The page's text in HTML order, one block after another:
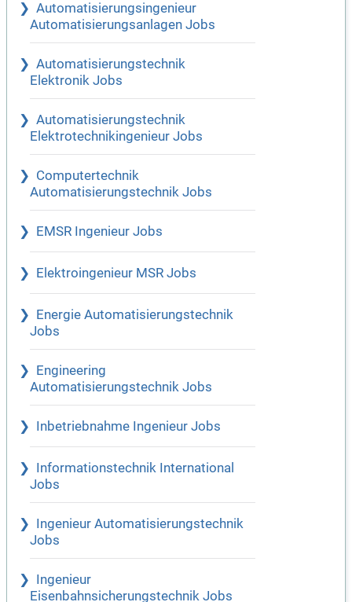
Automatisierungsingenieur
Automatisierungsanlagen Jobs
Automatisierungstechnik
Elektronik Jobs
Automatisierungstechnik
Elektrotechnikingenieur Jobs
Computertechnik
Automatisierungstechnik Jobs
EMSR Ingenieur Jobs
Elektroingenieur MSR Jobs
Energie Automatisierungstechnik
Jobs
Engineering
Automatisierungstechnik Jobs
Inbetriebnahme Ingenieur Jobs
Informationstechnik International
Jobs
Ingenieur Automatisierungstechnik
Jobs
Ingenieur
Eisenbahnsicherungstechnik Jobs